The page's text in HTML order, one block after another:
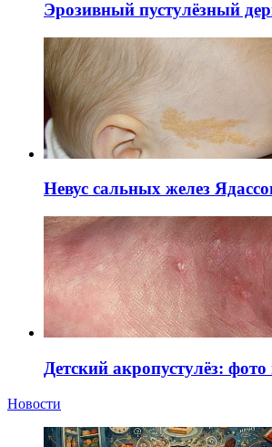
Эрозивный пустулёзный
Невус сальных желез
Детский акропустулёз:
Новости